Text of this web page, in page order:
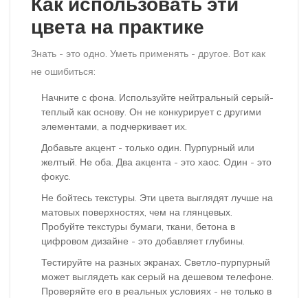
цвета на практике
Знать - это одно. Уметь применять - другое. Вот как
не ошибиться:
Начните с фона. Используйте нейтральный серый-
теплый как основу. Он не конкурирует с другими
элементами, а подчеркивает их.
Добавьте акцент - только один. Пурпурный или
желтый. Не оба. Два акцента - это хаос. Один - это
фокус.
Не бойтесь текстуры. Эти цвета выглядят лучше на
матовых поверхностях, чем на глянцевых.
Пробуйте текстуры бумаги, ткани, бетона в
цифровом дизайне - это добавляет глубины.
Тестируйте на разных экранах. Светло-пурпурный
может выглядеть как серый на дешевом телефоне.
Проверяйте его в реальных условиях - не только в